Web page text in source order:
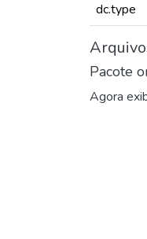
dc.type
Pacote
Agora